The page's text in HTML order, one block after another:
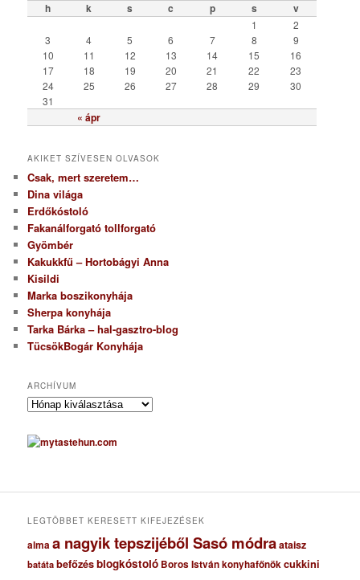
r
h k s c p s v
« ápr
1
2
3
4 5 6 7 8
9
10
11 12 13 14 15
16
17
18 19 20 21 22
23
24
25 26 27 28 29
30
31
AKIKET SZÍVESEN OLVASOK
Csak, mert szeretem…
Dina világa
Erdőkóstoló
Fakanálforgató tollforgató
Gyömbér
Kakukkfű – Hortobágyi Anna
Kisildi
Marka boszikonyhája
Sherpa konyhája
Tarka Bárka – hal-gasztro-blog
TücsökBogár Konyhája
ARCHÍVUM
A
c
h
u
LEGTÖBBET KERESETT KIFEJEZÉSEK
almaa nagyik tepszijéből Sasó módraataisz
batáta befőzésblogkóstoló Boros István konyhafőnökcukkini